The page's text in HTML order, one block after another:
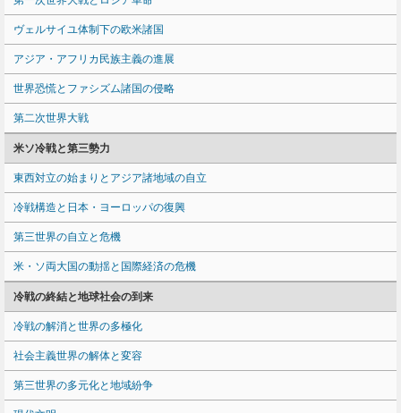
ヴェルサイユ体制下の欧米諸国
アジア・アフリカ民族主義の進展
世界恐慌とファシズム諸国の侵略
第二次世界大戦
米ソ冷戦と第三勢力
東西対立の始まりとアジア諸地域の自立
冷戦構造と日本・ヨーロッパの復興
第三世界の自立と危機
米・ソ両大国の動揺と国際経済の危機
冷戦の終結と地球社会の到来
冷戦の解消と世界の多極化
社会主義世界の解体と変容
第三世界の多元化と地域紛争